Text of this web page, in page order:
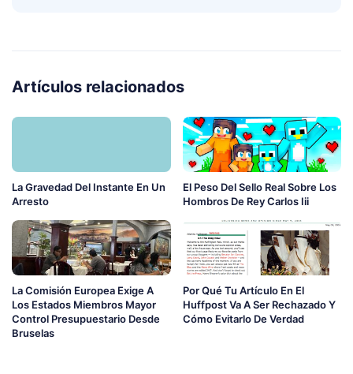
Artículos relacionados
La Gravedad Del Instante En Un
Arresto
El Peso Del Sello Real Sobre Los
Hombros De Rey Carlos Iii
La Comisión Europea Exige A
Los Estados Miembros Mayor
Control Presupuestario Desde
Bruselas
Por Qué Tu Artículo En El
Huffpost Va A Ser Rechazado Y
Cómo Evitarlo De Verdad